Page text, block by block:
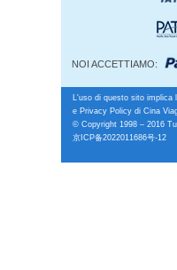
NOI ACCETTIAMO:
L'uso di questo sito implica
e Privacy Policy di Cina
© Copyright 1998 – 2016
京ICP备2022011686号-12